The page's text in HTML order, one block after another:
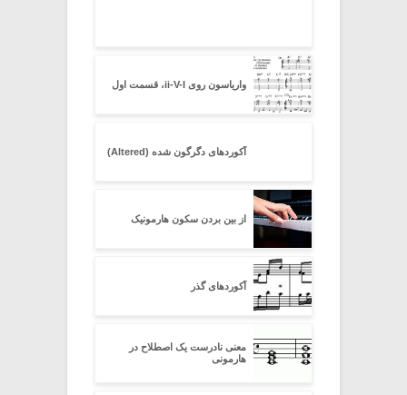
واریاسون روی ii-V-I، قسمت اول
آکوردهای دگرگون شده (Altered)
از بین بردن سکون هارمونیک
آکوردهای گذر
معنی نادرست یک اصطلاح در
هارمونی